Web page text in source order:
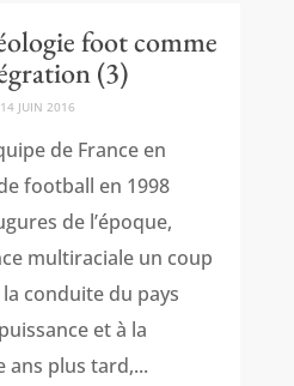
foot comme
(3)
14 JUIN 2016
de France en
football en 1998
de l’époque,
multiraciale un coup
conduite du pays
et à la
ans plus tard,...